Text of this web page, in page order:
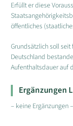
Erfüllt er diese
öffentliches
Grundsätzlich soll
Deutschland
Aufenthaltsdauer auf
Ergänzungen
– keine Ergänzungen –